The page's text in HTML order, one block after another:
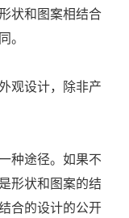
状和图案相结合
。
观设计，除非产
种途径。如果不
形状和图案的结
合的设计的公开